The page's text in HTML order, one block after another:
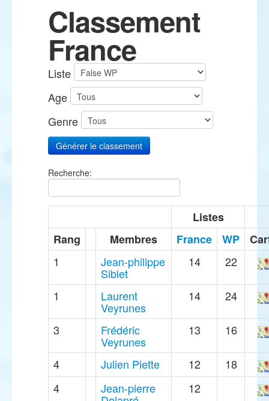
Classement
France
Liste
Age
Genre
Recherche:
Listes
Rang
Membres France WP
1
Jean-philippe
Siblet
14 22
1 Laurent
Veyrunes
14 24
3 Frédéric
Veyrunes
13 16
4 Julien Piette 12
18
4
Jean-pierre 12